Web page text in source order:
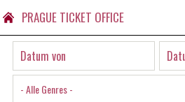
PRAGUE TICKET OFFICE
- Alle Genres -